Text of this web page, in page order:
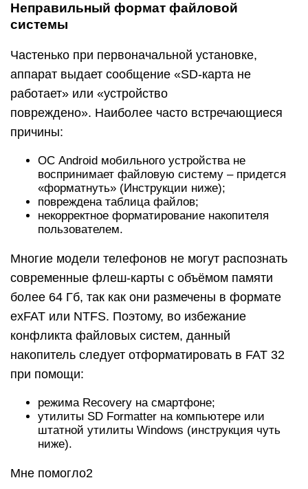
Неправильный формат файловой
системы
Частенько при первоначальной установке,
аппарат выдает сообщение «SD-карта не
работает» или «устройство
повреждено». Наиболее часто встречающиеся
причины:
ОС Android мобильного устройства не
воспринимает файловую систему – придется
«форматнуть» (Инструкции ниже);
повреждена таблица файлов;
некорректное форматирование накопителя
пользователем.
Многие модели телефонов не могут распознать
современные флеш-карты с объёмом памяти
более 64 Гб, так как они размечены в формате
exFAT или NTFS. Поэтому, во избежание
конфликта файловых систем, данный
накопитель следует отформатировать в FAT 32
при помощи:
режима Recovery на смартфоне;
утилиты SD Formatter на компьютере или
штатной утилиты Windows (инструкция чуть
ниже).
Мне помогло2